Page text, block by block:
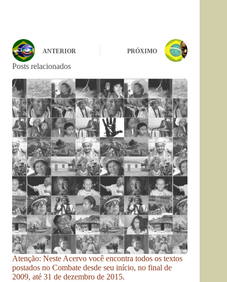
ANTERIOR PRÓXIMO
Posts relacionados
Atenção: Neste Acervo você encontra todos os textos
postados no Combate desde seu início, no final de
2009, até 31 de dezembro de 2015.